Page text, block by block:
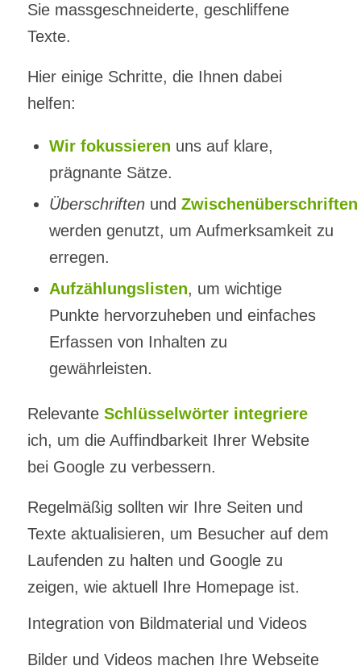
Sie massgeschneiderte, geschliffene
Texte.
Hier einige Schritte, die Ihnen dabei
helfen:
Wir fokussieren uns auf klare,
prägnante Sätze.
Überschriftenund Zwischenüberschriften
werden genutzt, um Aufmerksamkeit zu
erregen.
Aufzählungslisten, um wichtige
Punkte hervorzuheben und einfaches
Erfassen von Inhalten zu
gewährleisten.
Relevante Schlüsselwörter integriere
ich, um die Auffindbarkeit Ihrer Website
bei Google zu verbessern.
Regelmäßig sollten wir Ihre Seiten und
Texte aktualisieren, um Besucher auf dem
Laufenden zu halten und Google zu
zeigen, wie aktuell Ihre Homepage ist.
Integration von Bildmaterial und Videos
Bilder und Videos machen Ihre Webseite